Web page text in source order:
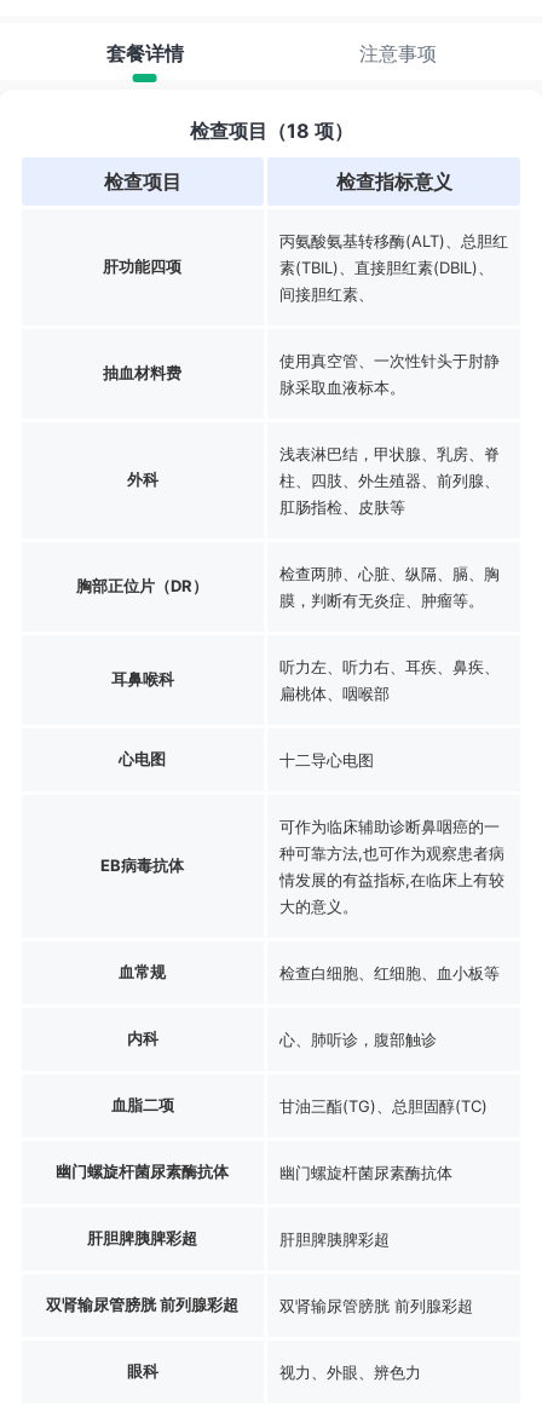
套餐详情 注意事项
检查项目（18 项）
检查项目 检查指标意义
肝功能四项
丙氨酸氨基转移酶(ALT)、总胆红
素(TBIL)、直接胆红素(DBIL)、
间接胆红素、
抽血材料费
使用真空管、一次性针头于肘静
脉采取血液标本。
外科
浅表淋巴结，甲状腺、乳房、脊
柱、四肢、外生殖器、前列腺、
肛肠指检、皮肤等
胸部正位片（DR）
检查两肺、心脏、纵隔、膈、胸
膜，判断有无炎症、肿瘤等。
耳鼻喉科
听力左、听力右、耳疾、鼻疾、
扁桃体、咽喉部
心电图 十二导心电图
EB病毒抗体
可作为临床辅助诊断鼻咽癌的一
种可靠方法,也可作为观察患者病
情发展的有益指标,在临床上有较
大的意义。
血常规 检查白细胞、红细胞、血小板等
内科 心、肺听诊，腹部触诊
血脂二项 甘油三酯(TG)、总胆固醇(TC)
幽门螺旋杆菌尿素酶抗体 幽门螺旋杆菌尿素酶抗体
肝胆脾胰脾彩超 肝胆脾胰脾彩超
双肾输尿管膀胱 前列腺彩超 双肾输尿管膀胱 前列腺彩超
眼科 视力、外眼、辨色力